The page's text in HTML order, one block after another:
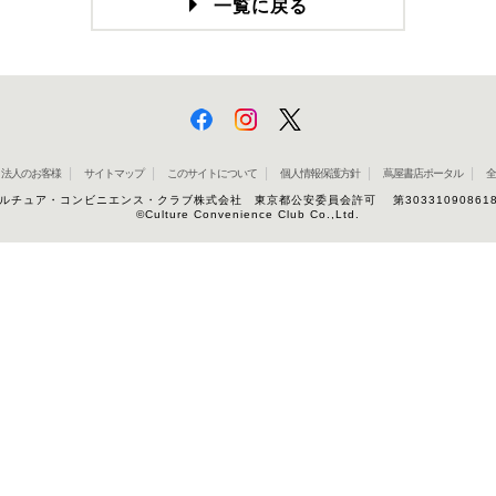
一覧に戻る
法人のお客様 サイトマップ このサイトについて 個人情報保護方針 蔦屋書店ポータル
チュア・コンビニエンス・クラブ株式会社 東京都公安委員会許可 第
©Culture Convenience Club Co.,Ltd.